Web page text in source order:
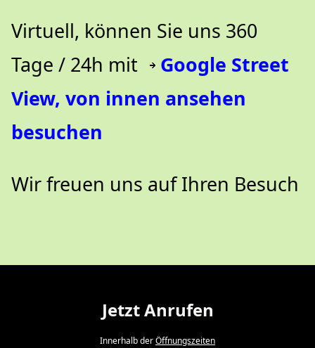
Virtuell, können Sie uns 360
Tage / 24h mit
Google Street
View, von innen ansehen
besuchen
Wir freuen uns auf Ihren Besuch
Jetzt Anrufen
Innerhalb derÖffnungszeiten